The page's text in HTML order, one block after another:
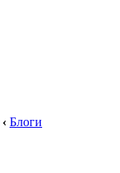
‹ Блоги